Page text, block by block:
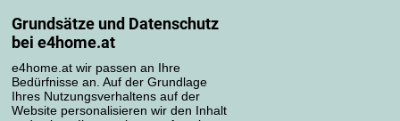
Grundsätze und Datenschutz
bei e4home.at
e4home.at wir passen an Ihre
Bedürfnisse an. Auf der Grundlage
Ihres Nutzungsverhaltens auf der
Website personalisieren wir den Inhalt
Einfach mehr wissen
Richtlinien zur Verarbeitung von Bewertungen
Transportarten